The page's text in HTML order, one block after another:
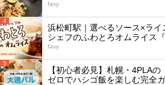
favy
4
浜松町駅｜選べるソース×ラ
シェフのふわとろオムライス『
favy
5
【初心者必見】札幌・4PLA
ゼロでハシゴ飯を楽しむ完全